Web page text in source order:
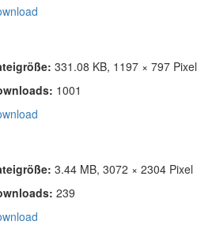
331.08 KB, 1197 × 797 Pixel
1001
3.44 MB, 3072 × 2304 Pixel
239